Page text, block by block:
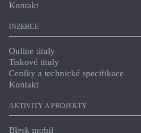
Kontakt
INZERCE
Online tituly
Tiskové tituly
Ceníky a technické specifikace
Kontakt
AKTIVITY A PROJEKTY
Blesk mobil